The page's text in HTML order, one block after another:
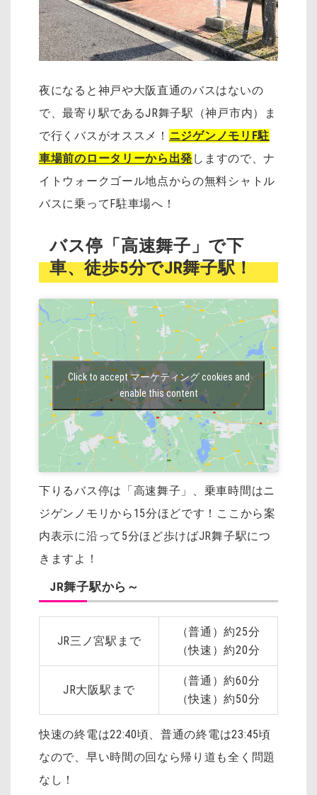
夜になると神戸や大阪直通のバスはないの
で、最寄り駅であるJR舞子駅（神戸市内）ま
で行くバスがオススメ！ ニジゲンノモリF駐
車場前のロータリーから出発 しますので、ナ
イトウォークゴール地点からの無料シャトル
バスに乗ってF駐車場へ！
バス停「高速舞子」で下
車、徒歩5分でJR舞子駅！
Click to accept マーケティング cookies and
enable this content
下りるバス停は「高速舞子」、乗車時間はニ
ジゲンノモリから15分ほどです！ここから案
内表示に沿って5分ほど歩けばJR舞子駅につ
きますよ！
JR舞子駅から～
JR三ノ宮駅まで
（普通）約25分
（快速）約20分
JR大阪駅まで
（普通）約60分
（快速）約50分
快速の終電は22:40頃、普通の終電は23:45頃
なので、早い時間の回なら帰り道も全く問題
なし！